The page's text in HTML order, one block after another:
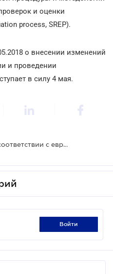
и оценки
process, SREP).
о внесении изменений
и проведении
в силу 4 мая.
Банки будут проверяться в соответствии с европейскими рекомендациями
войти